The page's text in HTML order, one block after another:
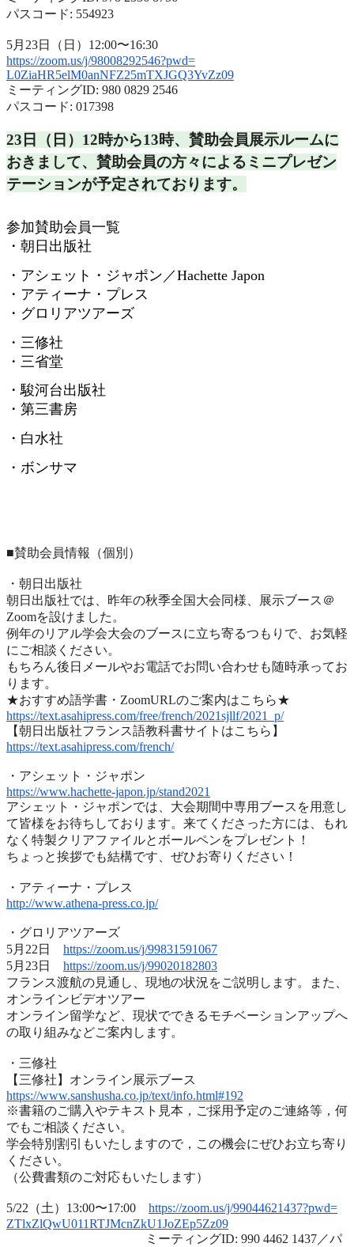
パスコード: 554923
5月23日（日）12:00〜16:30
https://zoom.us/j/98008292546?pwd=
L0ZiaHR5elM0anNFZ25mTXJGQ3YvZz09
ミーティングID: 980 0829 2546
パスコード: 017398
23日（日）12時から13時、 賛助会員展示ルームに
おきまして、 賛助会員の方々によるミニプレゼン
テーションが予定されております。
参加賛助会員一覧
・朝日出版社
・アシェット・ジャポン／Hachette Japon
・アティーナ・プレス
・グロリアツアーズ
・三修社
・三省堂
・駿河台出版社
・第三書房
・白水社
・ボンサマ
■賛助会員情報（個別）
・朝日出版社
朝日出版社では、昨年の秋季全国大会同様、展示ブース＠
Zoomを設けました。
例年のリアル学会大会のブースに立ち寄るつもりで、 お気軽
にご相談ください。
もちろん後日メールやお電話でお問い合わせも随時承ってお
ります。
★おすすめ語学書・ZoomURLのご案内はこちら★
https://text.asahipress.com/free/french/2021sjllf/2021_p/
【朝日出版社フランス語教科書サイトはこちら】
https://text.asahipress.com/french/
・アシェット・ジャポン
https://www.hachette-japon.jp/stand2021
アシェット・ジャポンでは、 大会期間中専用ブースを用意し
て皆様をお待ちしております。 来てくださった方には、
もれ
なく特製クリアファイルとボールペンをプレゼント！
ちょっと挨拶でも結構です、ぜひお寄りください！
・アティーナ・プレス
http://www.athena-press.co.jp/
・グロリアツアーズ
5月22日 https://zoom.us/j/99831591067
5月23日 https://zoom.us/j/99020182803
フランス渡航の見通し、現地の状況をご説明します。また、
オンラインビデオツアー
オンライン留学など、 現状でできるモチベーションアップへ
の取り組みなどご案内します。
・三修社
【三修社】オンライン展示ブース
https://www.sanshusha.co.jp/text/info.html#192
※書籍のご購入やテキスト見本，ご採用予定のご連絡等， 何
でもご相談ください。
学会特別割引もいたしますので， この機会にぜひお立ち寄り
ください。
（公費書類のご対応もいたします）
5/22（土）13:00〜17:00 https://zoom.us/j/99044621437?pwd=
ZTlxZlQwU011RTJMcnZkU1JoZEp5Zz09
ミーティングID: 990 4462 1437／パ